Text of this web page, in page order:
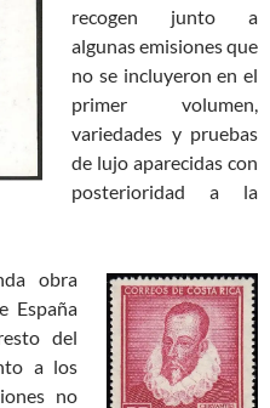
recogen junto a
algunas emisiones que
no se incluyeron en el
primer volumen,
variedades y pruebas
de lujo aparecidas con
posterioridad a la
obra
España
del
a los
no